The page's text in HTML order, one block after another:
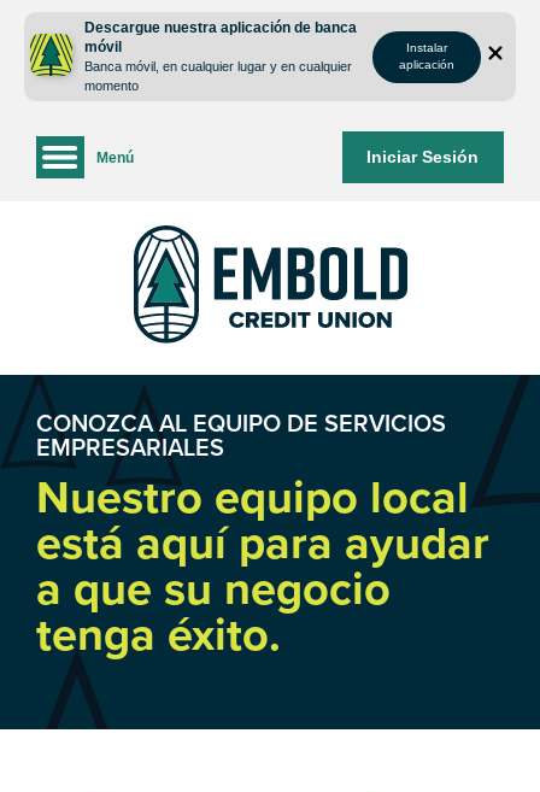
contenido
inicio
Descargue nuestra aplicación de banca
móvil
Banca móvil, en cualquier lugar y en cualquier
momento
Instalar
aplicación
Iniciar Sesión
Menú
CONOZCA AL EQUIPO DE SERVICIOS
EMPRESARIALES
Nuestro equipo local
está aquí para ayudar
a que su negocio
tenga éxito.